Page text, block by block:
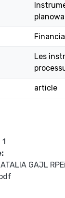
Les
article
GAJL